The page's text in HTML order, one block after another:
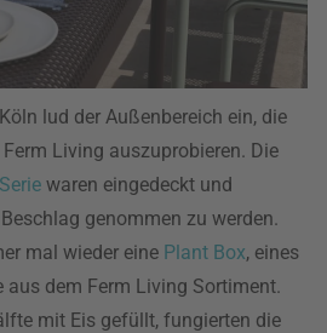
lud der Außenbereich ein, die
Living auszuprobieren. Die
waren eingedeckt und
genommen zu werden.
mal wieder eine Plant Box, eines
aus dem Ferm Living Sortiment.
mit Eis gefüllt, fungierten die